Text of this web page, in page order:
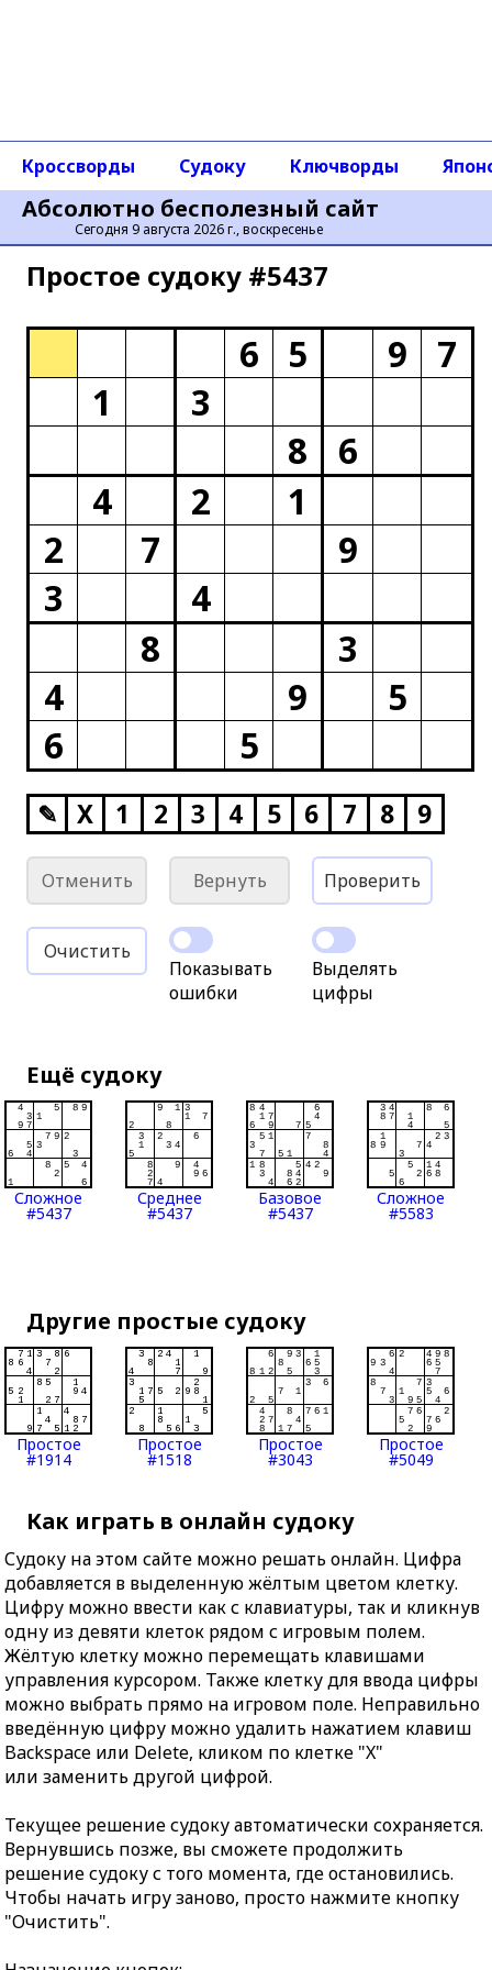
Абсолютно бесполезный сайт
Сегодня 9 августа 2026 г., воскресенье
Кроссворды Судоку Ключворды
Простое cудоку #5437
6 5 9
7
1
3
8
6
4
2
1
2
7
9
3
4
8
3
4
9
5
6
5
✎ X 1 2 3 4 5 6 7 8 9
Отменить Вернуть Проверить
Очистить
Показывать
ошибки
Выделять
цифры
Ещё судоку
Сложное
#5437
Среднее
#5437
Базовое
#5437
Сложное
#5583
Другие простые судоку
Простое
#1914
Простое
#1518
Простое
#3043
Простое
#5049
Как играть в онлайн судоку
Судоку на этом сайте можно решать онлайн. Цифра
добавляется в выделенную жёлтым цветом клетку.
Цифру можно ввести как с клавиатуры, так и кликнув
одну из девяти клеток рядом с игровым полем.
Жёлтую клетку можно перемещать клавишами
управления курсором. Также клетку для ввода цифры
можно выбрать прямо на игровом поле. Неправильно
введённую цифру можно удалить нажатием клавиш
Backspace или Delete, кликом по клетке "X"
или заменить другой цифрой.
Текущее решение судоку автоматически сохраняется.
Вернувшись позже, вы сможете продолжить
решение судоку с того момента, где остановились.
Чтобы начать игру заново, просто нажмите кнопку
"Очистить".